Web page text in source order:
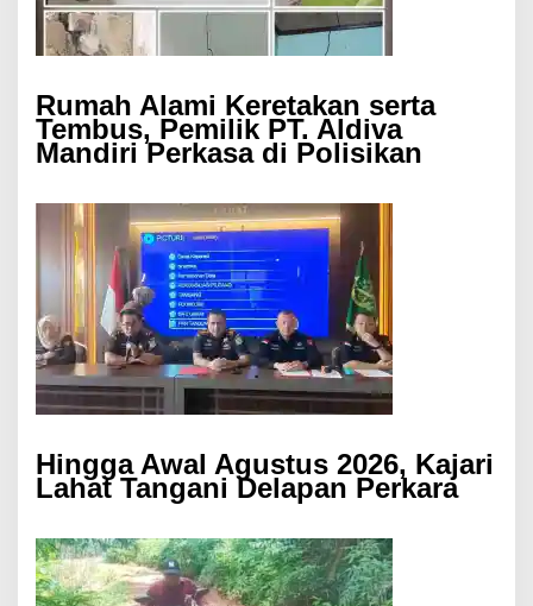
Rumah Alami Keretakan serta
Tembus, Pemilik PT. Aldiva
Mandiri Perkasa di Polisikan
Hingga Awal Agustus 2026, Kajari
Lahat Tangani Delapan Perkara